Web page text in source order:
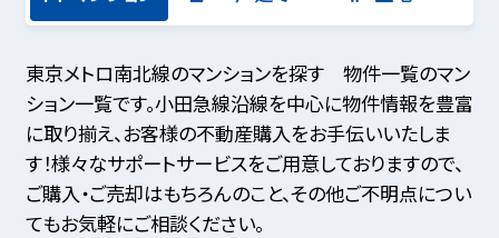
東京メトロ南北線のマンションを探す 物件一覧のマン
ション一覧です。小田急線沿線を中心に物件情報を豊富
に取り揃え、お客様の不動産購入をお手伝いいたしま
す！様々なサポートサービスをご用意しておりますので、
ご購入・ご売却はもちろんのこと、その他ご不明点につい
てもお気軽にご相談ください。